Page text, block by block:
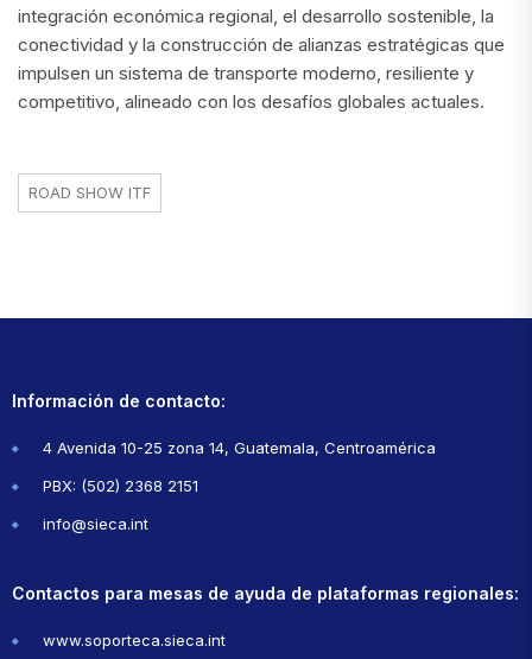
integración económica regional, el desarrollo sostenible, la
conectividad y la construcción de alianzas estratégicas que
impulsen un sistema de transporte moderno, resiliente y
competitivo, alineado con los desafíos globales actuales.
ROAD SHOW ITF
Información de contacto:
4 Avenida 10-25 zona 14, Guatemala, Centroamérica
PBX: (502) 2368 2151
info@sieca.int
Contactos para mesas de ayuda de plataformas regionales:
www.soporteca.sieca.int